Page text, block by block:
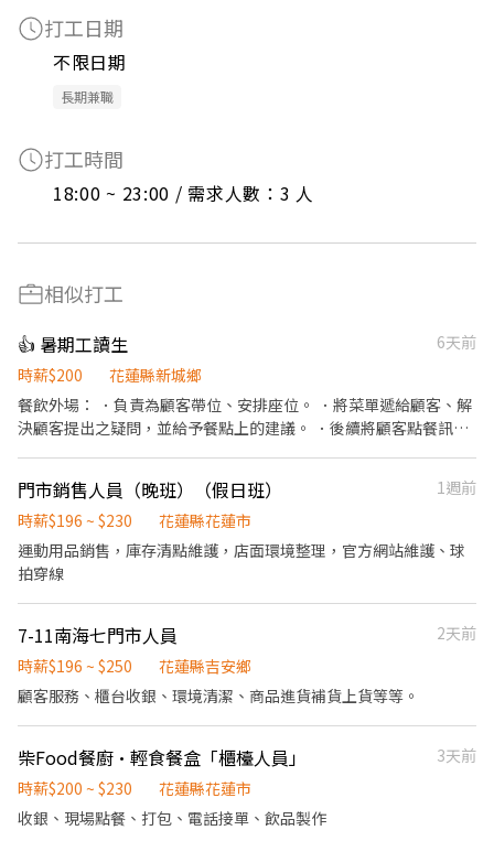
打工日期
不限日期
長期兼職
打工時間
18:00 ~ 23:00 / 需求人數：3 人
相似打工
👍 暑期工讀生
6天前
時薪$200
花蓮縣新城鄉
餐飲外場： ．負責為顧客帶位、安排座位。 ．將菜單遞給顧客、解
決顧客提出之疑問，並給予餐點上的建議。 ．後續將顧客點餐訊息
場： ．擔任廚師的助手，處理烹飪前與烹飪中之準備工作與其他餐
廳相關事務。 ．負責洗、剝、削、切各種食材。 ．負責清理工作環
境、設備和餐具。 ．準備不同餐點所需要的食材。 ．協助測量食材
的容量與重量。 ．負責擺盤、打包外帶服務。
門市銷售人員（晚班）（假日班）
1週前
時薪$196 ~ $230
花蓮縣花蓮市
運動用品銷售，庫存清點維護，店面環境整理，官方網站維護、球
拍穿線
7-11南海七門市人員
2天前
時薪$196 ~ $250
花蓮縣吉安鄉
顧客服務、櫃台收銀、環境清潔、商品進貨補貨上貨等等。
柴Food餐廚•輕食餐盒「櫃檯人員」
3天前
時薪$200 ~ $230
花蓮縣花蓮市
收銀、現場點餐、打包、電話接單、飲品製作